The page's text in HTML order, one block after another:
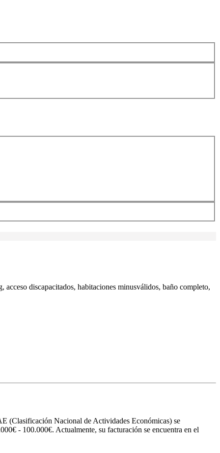
discapacitados, habitaciones minusválidos, baño completo,
(Clasificación Nacional de Actividades Económicas) se
- 100.000€. Actualmente, su facturación se encuentra en el